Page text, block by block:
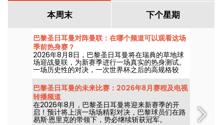
本周末 下个星期
巴黎圣日耳曼对阵曼联：在哪个频道可以观看这场
季前热身赛？
2026年8月8日，巴黎圣日耳曼将在瑞典的草地球
场迎战曼联，为新赛季进行一场真实的热身测试。
一场历史性的对决，一次世界杯之后的高规格较
量。这两场友谊赛到底在何频道播出？
巴黎圣日耳曼的未来比赛：2026年8月赛程及电视
转播频道
在2026年8月，巴黎圣日耳曼将迎来新赛季的开
启！预计将上演一场场精彩对决，巴黎球员们在路
易斯·恩里克的带领下，势必继续斩获冠军。